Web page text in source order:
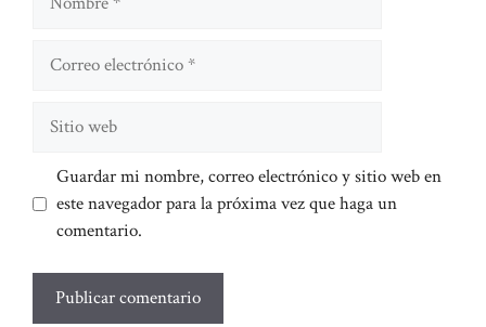
Guardar mi nombre, correo electrónico y sitio web en
este navegador para la próxima vez que haga un
comentario.